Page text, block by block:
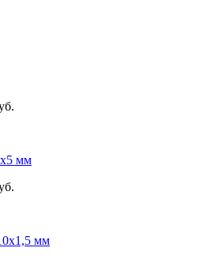
мм
мм